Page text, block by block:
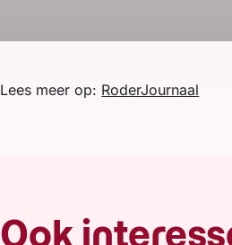
Lees meer op: RoderJournaal
Ook